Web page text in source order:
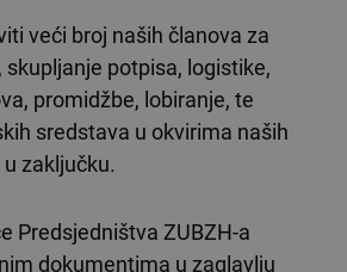
veći broj naših članova za
potpisa, logistike,
promidžbe, lobiranje, te
sredstava u okvirima naših
zaključku.
Predsjedništva ZUBZH-a
dokumentima u zaglavlju